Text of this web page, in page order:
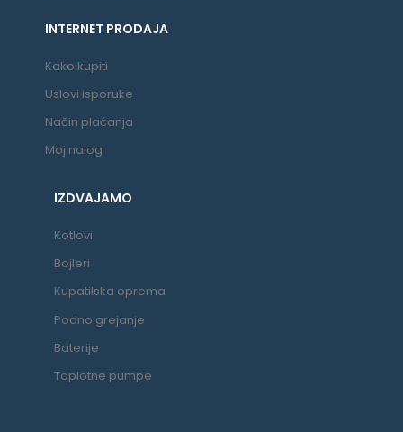
INTERNET PRODAJA
Kako kupiti
Uslovi isporuke
Način plaćanja
Moj nalog
IZDVAJAMO
Kotlovi
Bojleri
Kupatilska oprema
Podno grejanje
Baterije
Toplotne pumpe